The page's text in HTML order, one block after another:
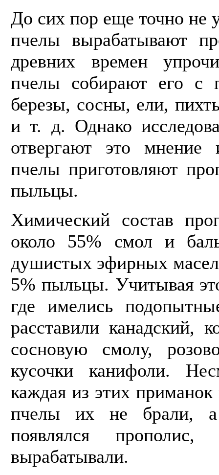
До сих пор еще точно не
пчелы вырабатывают
древних времен
пчелы собирают его с
березы, сосны, ели,
и т. д. Однако
отвергают это мнение
пчелы приготовляют
пыльцы.
Химический состав
около 55% смол и
душистых эфирных
5% пыльцы. Учитывая
где имелись
рас­ставили канадский,
сосновую смо­лу,
кусочки канифоли.
каждая из этих приманок
пчелы их не брали,
появлялся
вырабатывали.